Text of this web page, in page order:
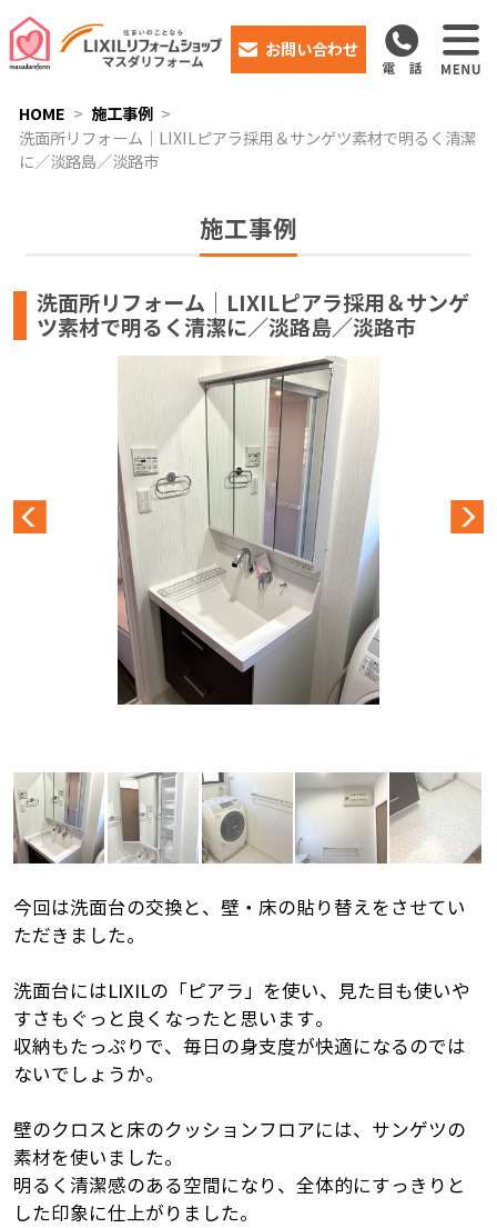
お問い合わせ
HOME
施工事例
洗面所リフォーム｜LIXILピアラ採用＆サンゲツ素材で明るく清潔
に／淡路島／淡路市
施工事例
洗面所リフォーム｜LIXILピアラ採用＆サンゲ
ツ素材で明るく清潔に／淡路島／淡路市
今回は洗面台の交換と、壁・床の貼り替えをさせてい
ただきました。
洗面台にはLIXILの「ピアラ」を使い、見た目も使いや
すさもぐっと良くなったと思います。
収納もたっぷりで、毎日の身支度が快適になるのでは
ないでしょうか。
壁のクロスと床のクッションフロアには、サンゲツの
素材を使いました。
明るく清潔感のある空間になり、全体的にすっきりと
した印象に仕上がりました。